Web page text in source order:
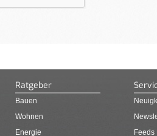
Ratgeber
Bauen
Wohnen
Energie
Feeds